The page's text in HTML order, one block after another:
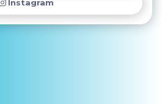
Instagram